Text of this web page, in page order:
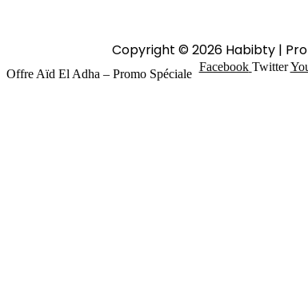
Copyright © 2026 Habibty |
Facebook Twitter
Offre Aïd El Adha – Promo Spéciale